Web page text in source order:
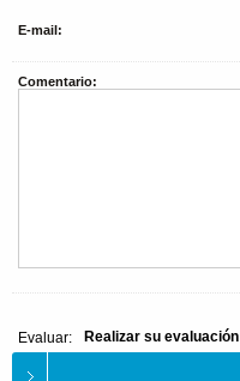
E-mail:
Comentario:
Evaluar: Realizar su evaluación